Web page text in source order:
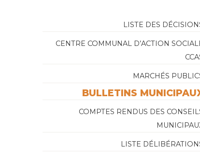
LISTE DES
CENTRE COMMUNAL D’ACTION
MARCHÉS
BULLETINS
COMPTES RENDUS DES
LISTE